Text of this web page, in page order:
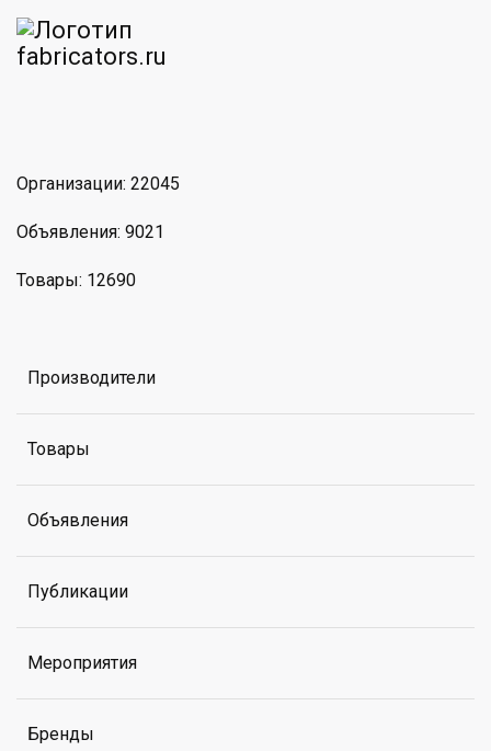
Организации: 22045
Объявления: 9021
Товары: 12690
Производители
Товары
Объявления
Публикации
Мероприятия
Бренды